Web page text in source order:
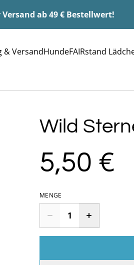
ab 49 € Bestellwert!
& VersandHundeFAIRstand
Wild
5,50 €
MENGE